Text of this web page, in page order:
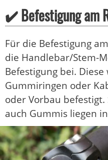
✔️ Befestigung am
Für die Befestigung
die Handlebar/Stem-
Befestigung bei.
Gummiringen oder
oder Vorbau
auch Gummis liegen